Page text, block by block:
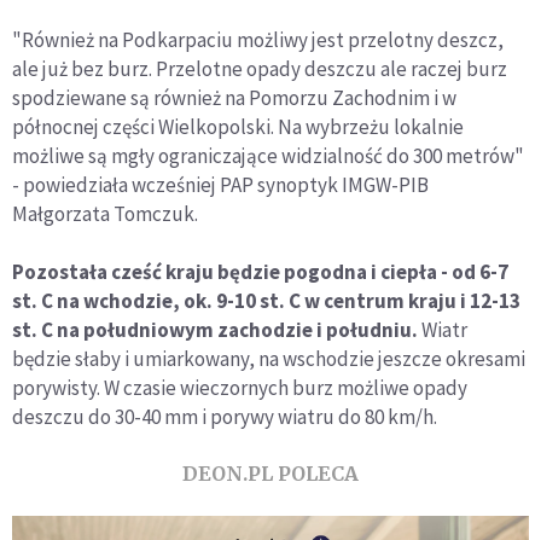
"Również na Podkarpaciu możliwy jest przelotny deszcz,
ale już bez burz. Przelotne opady deszczu ale raczej burz
spodziewane są również na Pomorzu Zachodnim i w
północnej części Wielkopolski. Na wybrzeżu lokalnie
możliwe są mgły ograniczające widzialność do 300 metrów"
- powiedziała wcześniej PAP synoptyk IMGW-PIB
Małgorzata Tomczuk.
Pozostała cześć kraju będzie pogodna i ciepła - od 6-7
st. C na wchodzie, ok. 9-10 st. C w centrum kraju i 12-13
st. C na południowym zachodzie i południu.Wiatr
będzie słaby i umiarkowany, na wschodzie jeszcze okresami
porywisty. W czasie wieczornych burz możliwe opady
deszczu do 30-40 mm i porywy wiatru do 80 km/h.
DEON.PL POLECA